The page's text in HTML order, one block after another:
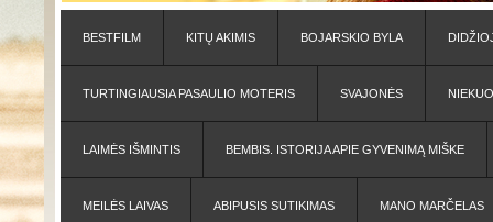
BESTFILM KITŲ AKIMIS BOJARSKIO BYLA
TURTINGIAUSIA PASAULIO MOTERIS SVAJONĖS
LAIMĖS IŠMINTIS BEMBIS. ISTORIJA APIE GYVENIMĄ MIŠKE
MEILĖS LAIVAS ABIPUSIS SUTIKIMAS MANO MARČELAS